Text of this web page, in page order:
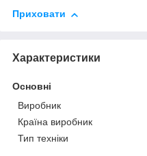
Приховати
Характеристики
Основні
Виробник
Країна виробник
Тип техніки